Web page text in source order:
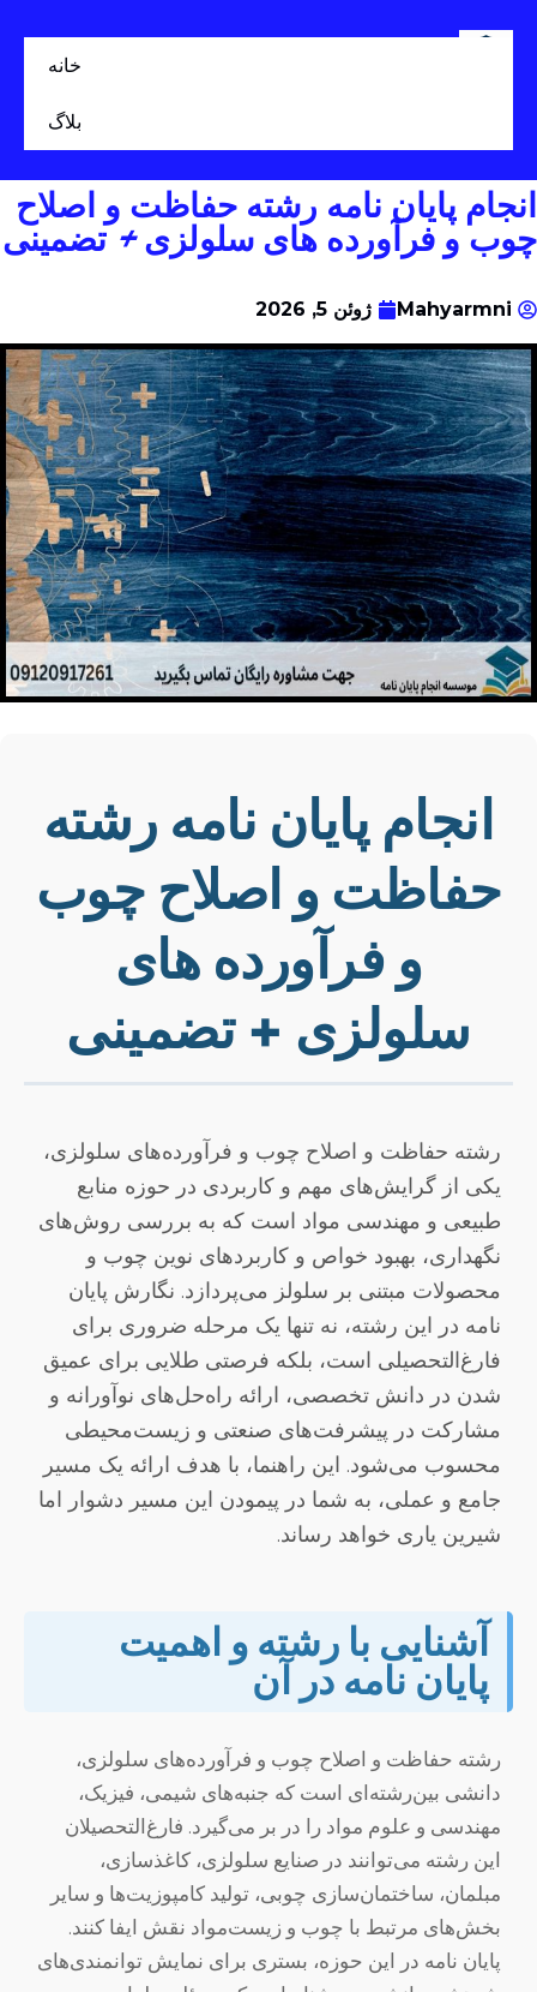
خانه
بلاگ
انجام پایان نامه رشته حفاظت و اصلاح
چوب و فرآورده های سلولزی + تضمینی
Mahyarmni ژوئن 5, 2026
انجام پایان نامه رشته
حفاظت و اصلاح چوب
و فرآورده های
سلولزی + تضمینی
رشته حفاظت و اصلاح چوب و فرآورده‌های سلولزی،
یکی از گرایش‌های مهم و کاربردی در حوزه منابع
طبیعی و مهندسی مواد است که به بررسی روش‌های
نگهداری، بهبود خواص و کاربردهای نوین چوب و
محصولات مبتنی بر سلولز می‌پردازد. نگارش پایان
نامه در این رشته، نه تنها یک مرحله ضروری برای
فارغ‌التحصیلی است، بلکه فرصتی طلایی برای عمیق
شدن در دانش تخصصی، ارائه راه‌حل‌های نوآورانه و
مشارکت در پیشرفت‌های صنعتی و زیست‌محیطی
محسوب می‌شود. این راهنما، با هدف ارائه یک مسیر
جامع و عملی، به شما در پیمودن این مسیر دشوار اما
شیرین یاری خواهد رساند.
آشنایی با رشته و اهمیت
پایان نامه در آن
رشته حفاظت و اصلاح چوب و فرآورده‌های سلولزی،
دانشی بین‌رشته‌ای است که جنبه‌های شیمی، فیزیک،
مهندسی و علوم مواد را در بر می‌گیرد. فارغ‌التحصیلان
این رشته می‌توانند در صنایع سلولزی، کاغذسازی،
مبلمان، ساختمان‌سازی چوبی، تولید کامپوزیت‌ها و سایر
بخش‌های مرتبط با چوب و زیست‌مواد نقش ایفا کنند.
پایان نامه در این حوزه، بستری برای نمایش توانمندی‌های